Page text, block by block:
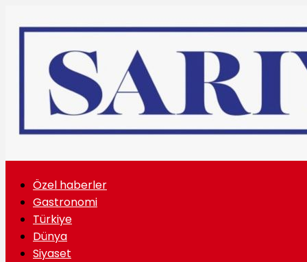
Özel haberler
Gastronomi
Türkiye
Dünya
Siyaset